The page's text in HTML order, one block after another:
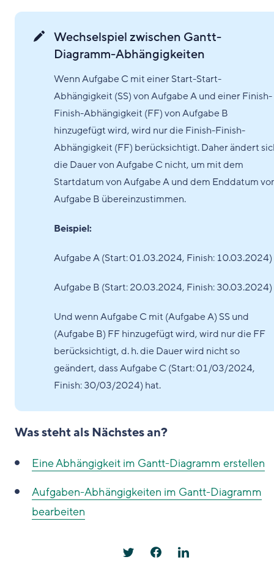
Wechselspiel zwischen Gantt-
Diagramm-Abhängigkeiten
Wenn Aufgabe C mit einer Start-Start-
Abhängigkeit (SS) von Aufgabe A und einer Finish-
Finish-Abhängigkeit (FF) von Aufgabe B
hinzugefügt wird, wird nur die Finish-Finish-
Abhängigkeit (FF) berücksichtigt. Daher ändert
die Dauer von Aufgabe C nicht, um mit dem
Startdatum von Aufgabe A und dem Enddatum
Aufgabe B übereinzustimmen.
Beispiel:
Aufgabe A (Start: 01.03.2024, Finish: 10.03.2024)
Aufgabe B (Start: 20.03.2024, Finish: 30.03.2024)
Und wenn Aufgabe C mit (Aufgabe A) SS und
(Aufgabe B) FF hinzugefügt wird, wird nur die FF
berücksichtigt, d. h. die Dauer wird nicht so
geändert, dass Aufgabe C (Start: 01/03/2024,
Finish: 30/03/2024) hat.
Was steht als Nächstes an?
Eine Abhängigkeit im Gantt-Diagramm erstellen
Aufgaben-Abhängigkeiten im Gantt-Diagramm
bearbeiten